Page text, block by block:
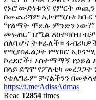
የኑሮ ውድነቱንና የምርት
በመጨረሻም ኢኮኖሚስቱ ክቡር
“የልማት ሞዴሉ ምንድን ነው?”
መፍጠር” በሚል አስተሳሰብ
ሰለባ ሆና ትቀራለች።
የሚያስፈልጋት የማክሮ ኢኮኖሚ
ኮሪደሮች፣ አስተማማኝ የኃይል
በላይ ደግሞ የፖለቲካ መረጋጋት
የቴሌግራም ቻናልችንን
https://t.me/AdissAdmas
Read 12854 times